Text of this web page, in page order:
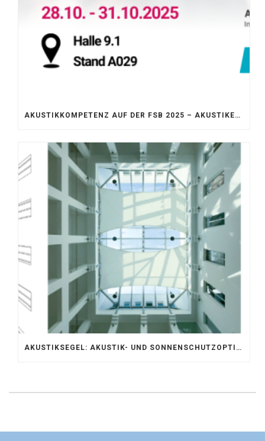
AKUSTIKKOMPETENZ AUF DER FSB 2025 – AKUSTIKELEMENTE FÜR DIE LEBENSRÄUME VON MORGEN
AKUSTIKSEGEL: AKUSTIK- UND SONNENSCHUTZOPTIMIERUNG IM ATRIUM DER UNIVERSITÄT BONN